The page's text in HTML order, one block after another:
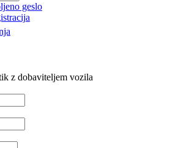
geslo
z dobaviteljem vozila